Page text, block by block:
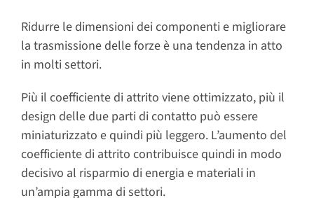
Ridurre le dimensioni dei componenti e migliorare
la trasmissione delle forze è una tendenza in atto
in molti settori.
Più il coefficiente di attrito viene ottimizzato, più il
design delle due parti di contatto può essere
miniaturizzato e quindi più leggero. L’aumento del
coefficiente di attrito contribuisce quindi in modo
decisivo al risparmio di energia e materiali in
un’ampia gamma di settori.